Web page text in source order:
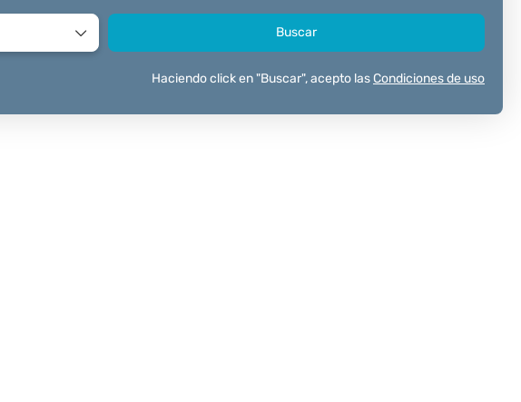
Buscar
Haciendo click en "Buscar", acepto lasCondiciones de uso